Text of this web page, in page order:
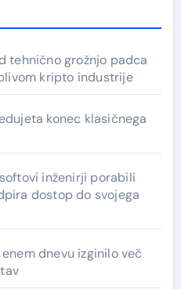
tehnično grožnjo padca
kripto industrije
konec klasičnega
inženirji porabili
dostop do svojega
dnevu izginilo več